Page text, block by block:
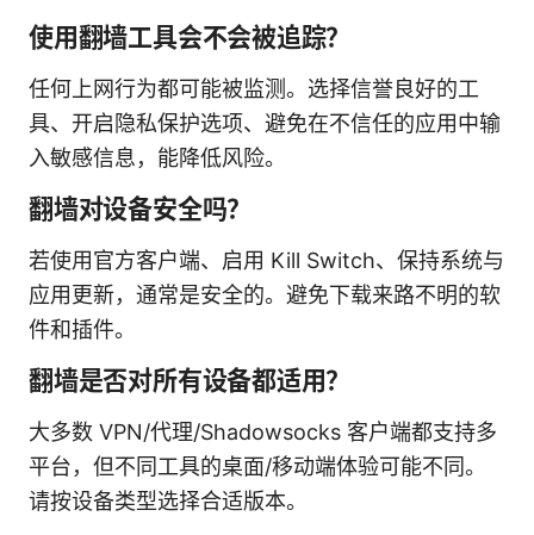
使用翻墙工具会不会被追踪？
任何上网行为都可能被监测。选择信誉良好的工
具、开启隐私保护选项、避免在不信任的应用中输
入敏感信息，能降低风险。
翻墙对设备安全吗？
若使用官方客户端、启用 Kill Switch、保持系统与
应用更新，通常是安全的。避免下载来路不明的软
件和插件。
翻墙是否对所有设备都适用？
大多数 VPN/代理/Shadowsocks 客户端都支持多
平台，但不同工具的桌面/移动端体验可能不同。
请按设备类型选择合适版本。